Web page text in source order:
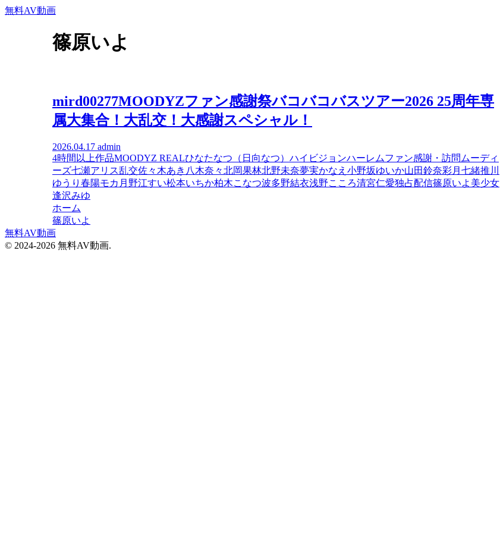
無料AV動画
篠原いよ
mird00277MOODYZファン感謝祭バコバコバスツアー2026 25周年専
属大集合！大乱交！大感謝スペシャル！
2026.04.17 admin
4時間以上作品MOODYZ REALひなたなつ（日向なつ） ハイビジョンハーレムファン感謝・訪問 ムーディ
ーズ七瀬アリス乱交佐々木あき 八木奈々北岡果林北野未奈夢実かなえ 小野坂ゆいか山田鈴奈彩月七緒推川
ゆうり 春陽モカ 月野江すい松本いちか柏木こなつ波多野結衣浅野こころ清宮仁愛独占配信篠原いよ 美少女
逢沢みゆ
ホーム
篠原いよ
無料AV動画
© 2024-2026 無料AV動画.